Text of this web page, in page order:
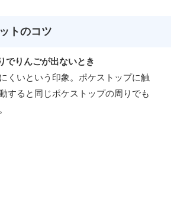
トのコツ
でりんごが出ないとき
くいという印象。ポケストップに触
すると同じポケストップの周りでも